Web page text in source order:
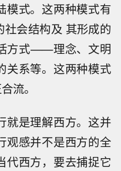
模式。这两种模式有
会结构及 其形成的
方式——理念、文明
关系等。这两种模式
流。
就是理解西方。这并
观感并不是西方的全
代西方，要去捕捉它